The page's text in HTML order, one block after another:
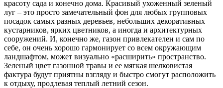
красоту сада и конечно дома. Красивый ухоженный зеленый
луг – это просто замечательный фон для любых групповых
посадок самых разных деревьев, небольших декоративных
кустарников, ярких цветников, а иногда и архитектурных
сооружений. И, конечно же, газон привлекателен и сам по
себе, он очень хорошо гармонирует со всем окружающим
ландшафтом, может визуально «расширить» пространство.
Зеленый цвет газонной травы и ее мягкая шелковистая
фактура будут приятны взгляду и быстро смогут расположить
к отдыху, продлевая теплый летний сезон.